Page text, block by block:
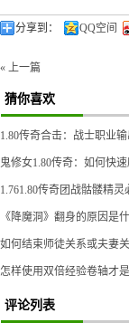
分享到： QQ空间
« 上一篇
猜你喜欢
1.80传奇合击：战士职业
鬼修女1.80传奇：如何快
1.761.80传奇团战骷髅精
《降魔洞》翻身的原因是
如何结束师徒关系或夫妻
怎样使用双倍经验卷轴才
评论列表